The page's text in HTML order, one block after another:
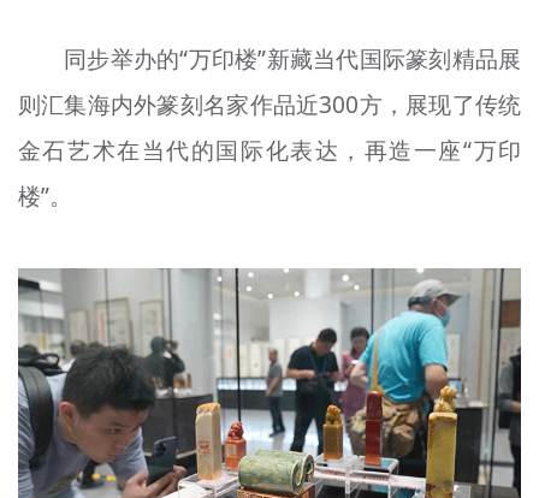
同步举办的“万印楼”新藏当代国际篆刻精品展
则汇集海内外篆刻名家作品近300方，展现了传统
金石艺术在当代的国际化表达，再造一座“万印
楼”。